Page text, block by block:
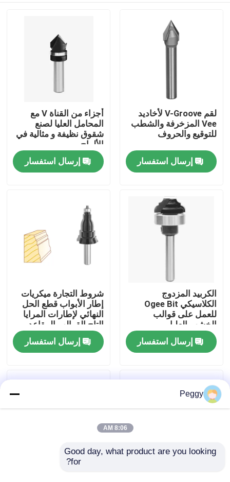
جولة في المعمل
مراقبة الجودة
اتصل بنا
اطلب اقتباس
بت التوجيه المستقيم
لقم V-Groove لأخاديد
Vee المزخرفة والشطب
للتوقيع والحروف
إرسال استفسار
أجزاء من القناة V مع
المحامل العليا لصنع
شقوق نظيفة و مثالية في
الألواح
إرسال استفسار
الكربيد المزدوج
الكلاسيكي Ogee Bit
للعمل على قوالب
الخشب العليا
إرسال استفسار
شروط التجارة ميكريات
إطار الأبواب قطع الحل
النهائي لإطارات المرايا
التاج القوالب المقاعد
السكة الحديدية وأكثر
إرسال استفسار
Peggy
8:06 AM
Good day, what product are you looking
for?